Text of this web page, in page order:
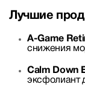
Лучшие
A-Game
снижения
Calm Down
эксфолиант